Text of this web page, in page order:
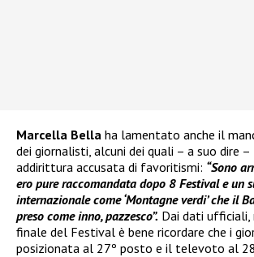
Marcella Bella ha lamentato anche il
dei giornalisti, alcuni dei quali – a suo dire –
addirittura accusata di favoritismi: “Sono
ero pure raccomandata dopo 8 Festival e un
internazionale come ‘Montagne verdi’ che il
preso come inno, pazzesco”. Dai dati
finale del Festival è bene ricordare che i
posizionata al 27º posto e il televoto al